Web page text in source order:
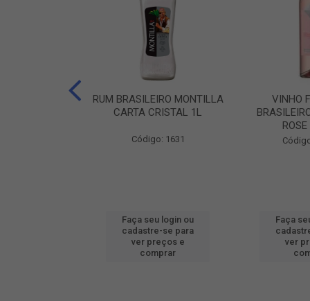
RUM BRASILEIRO MONTILLA
CARTA CRISTAL 1L
Código: 1631
Faça seu login ou
cadastre-se para
ver preços e
comprar
VINHO
Faça
ver